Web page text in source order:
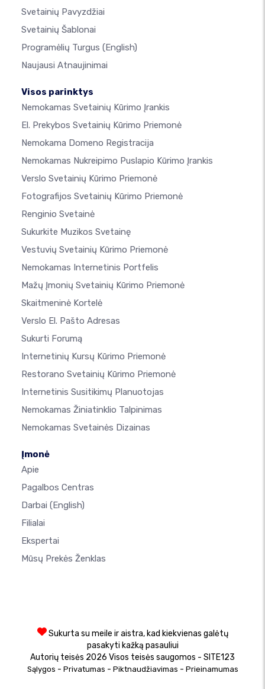
Svetainių Pavyzdžiai
Svetainių Šablonai
Programėlių Turgus (English)
Naujausi Atnaujinimai
Visos parinktys
Nemokamas Svetainių Kūrimo Įrankis
El. Prekybos Svetainių Kūrimo Priemonė
Nemokama Domeno Registracija
Nemokamas Nukreipimo Puslapio Kūrimo Įrankis
Verslo Svetainių Kūrimo Priemonė
Fotografijos Svetainių Kūrimo Priemonė
Renginio Svetainė
Sukurkite Muzikos Svetainę
Vestuvių Svetainių Kūrimo Priemonė
Nemokamas Internetinis Portfelis
Mažų Įmonių Svetainių Kūrimo Priemonė
Skaitmeninė Kortelė
Verslo El. Pašto Adresas
Sukurti Forumą
Internetinių Kursų Kūrimo Priemonė
Restorano Svetainių Kūrimo Priemonė
Internetinis Susitikimų Planuotojas
Nemokamas Žiniatinklio Talpinimas
Nemokamas Svetainės Dizainas
Įmonė
Apie
Pagalbos Centras
Darbai (English)
Filialai
Ekspertai
Mūsų Prekės Ženklas
Sukurta su meile ir aistra, kad kiekvienas galėtų
pasakyti kažką pasauliui
Autorių teisės 2026 Visos teisės saugomos - SITE123
Sąlygos - Privatumas - Piktnaudžiavimas - Prieinamumas